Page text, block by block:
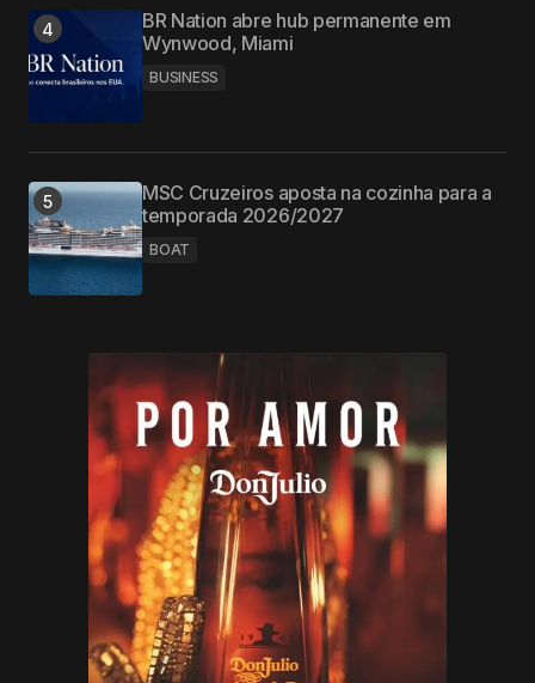
BR Nation abre hub permanente em
Wynwood, Miami
BUSINESS
MSC Cruzeiros aposta na cozinha para a
temporada 2026/2027
BOAT